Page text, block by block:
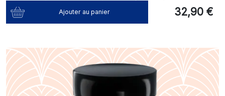
Ajouter au panier 32,90 €